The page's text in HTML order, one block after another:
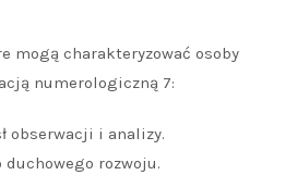
mogą charakteryzować osoby
numerologiczną 7:
obserwacji i analizy.
duchowego rozwoju.